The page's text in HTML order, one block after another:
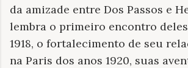
da amizade entre Dos Passos e
lembra o primeiro encontro
1918, o fortalecimento de seu
na Paris dos anos 1920, suas